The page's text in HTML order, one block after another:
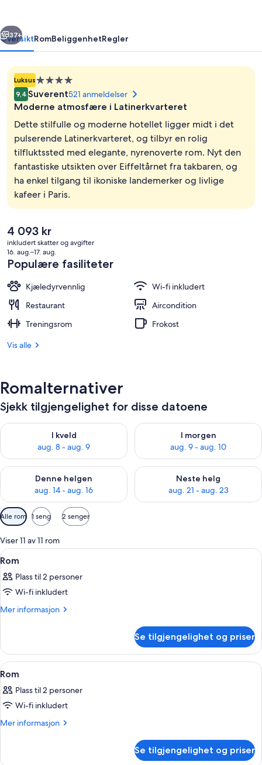
Takterrasse
Neste
37+
OversiktRomBeliggenhetRegler
LuksusOvernattingssted
med
4.0
9,4 Suverent521 anmeldelser
Moderne atmosfære i Latinerkvarteret
Dette stilfulle og moderne hotellet ligger midt i det
pulserende Latinerkvarteret, og tilbyr en rolig
tilfluktssted med elegante, nyrenoverte rom. Nyt den
fantastiske utsikten over Eiffeltårnet fra takbaren, og
ha enkel tilgang til ikoniske landemerker og livlige
kafeer i Paris.
Den
nåværende
prisen
er
4 093 kr
4 093 kr
inkludert skatter og avgifter
16. aug.–17. aug.
Populære fasiliteter
Kjæledyrvennlig
Wi-fi inkludert
Restaurant
Aircondition
Treningsrom
Frokost
Vis alle
Romalternativer
Sjekk tilgjengelighet for disse datoene
I kveld
aug. 8 - aug. 9
Sjekk tilgjengelighet for i kveld, aug. 8 - aug. 9
I morgen
aug. 9 - aug. 10
Sjekk tilgjengelighet for i
Denne helgen
aug. 14 - aug. 16
Sjekk tilgjengelighet for denne helgen, aug. 14 - aug. 16
Neste helg
aug. 21 - aug. 23
Sjekk tilgjengelighet for
Tilgjengelige
filtre
for
rom
Alle rom 1 seng 2 senger
Viser 11 av 11 rom
Åpne
alle
bildene
av
Rom
Sengetøy av topp kvalitet, senger
4
Rom
Plass til 2 personer
Wi-fi inkludert
Mer informasjon
Mer
Se tilgjengelighet og priser
Åpne
alle
bildene
av
Rom
Sengetøy av topp kvalitet, senger
3
Rom
Plass til 2 personer
Wi-fi inkludert
Mer informasjon
Mer
Se tilgjengelighet og priser